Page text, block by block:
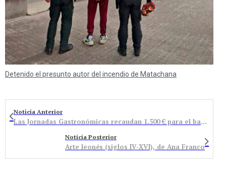
Detenido el presunto autor del incendio de Matachana
Noticia Anterior
Las Jornadas Gastronómicas recaudan 1.500 € para el banco de alimentos
Noticia Posterior
Arte leonés (siglos IV-XVI), de Ana Franco